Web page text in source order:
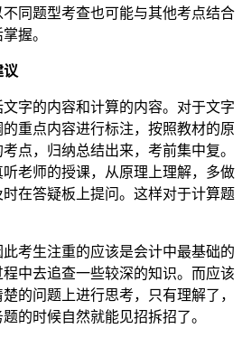
同题型考查也可能与其他考点结合
握。
议
字的内容和计算的内容。对于文字
重点内容进行标注，按照教材的原
点，归纳总结出来，考前集中复。
老师的授课，从原理上理解，多做
在答疑板上提问。这样对于计算题
考生注重的应该是会计中最基础的
中去追查一些较深的知识。而应该
的问题上进行思考，只有理解了，
的时候自然就能见招拆招了。